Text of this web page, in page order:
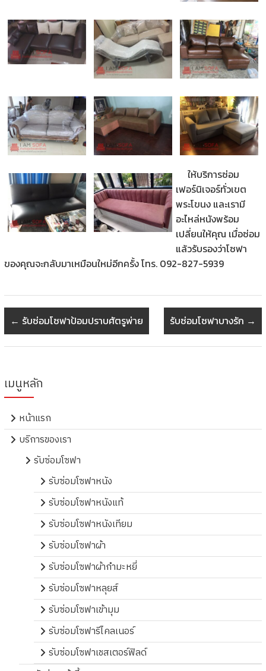
ให้บริการซ่อม
เฟอร์นิเจอร์ทั่วเขต
พระโขนง และเรามี
อะไหล่หนังพร้อม
เปลี่ยนให้คุณ เมื่อซ่อม
แล้วรับรองว่าโซฟา
ของคุณจะกลับมาเหมือนใหม่อีกครั้ง โทร. 092-827-5939
← รับซ่อมโซฟาป้อมปราบศัตรูพ่าย รับซ่อมโซฟาบางรัก →
เมนูหลัก
หน้าแรก
บริการของเรา
รับซ่อมโซฟา
รับซ่อมโซฟาหนัง
รับซ่อมโซฟาหนังแท้
รับซ่อมโซฟาหนังเทียม
รับซ่อมโซฟาผ้า
รับซ่อมโซฟาผ้ากำมะหยี่
รับซ่อมโซฟาหลุยส์
รับซ่อมโซฟาเข้ามุม
รับซ่อมโซฟารีไคลเนอร์
รับซ่อมโซฟาเชสเตอร์ฟิลด์